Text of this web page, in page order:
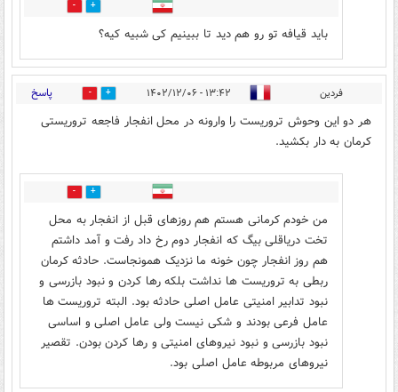
2
باید قیافه تو رو هم دید تا ببینیم کی شبیه کیه؟
فردین ۱۳:۴۲ - ۱۴۰۲/۱۲/۰۶ 20 پاسخ
هر دو این وحوش تروریست را وارونه در محل انفجار فاجعه تروریستی
کرمان به دار بکشید.
5
من خودم کرمانی هستم هم روزهای قبل از انفجار به محل
تخت دریاقلی بیگ که انفجار دوم رخ داد رفت و آمد داشتم
هم روز انفجار چون خونه ما نزدیک همونجاست. حادثه کرمان
ربطی به تروریست ها نداشت بلکه رها کردن و نبود بازرسی و
نبود تدابیر امنیتی عامل اصلی حادثه بود. البته تروریست ها
عامل فرعی بودند و شکی نیست ولی عامل اصلی و اساسی
نبود بازرسی و نبود نیروهای امنیتی و رها کردن بودن. تقصیر
نیروهای مربوطه عامل اصلی بود.